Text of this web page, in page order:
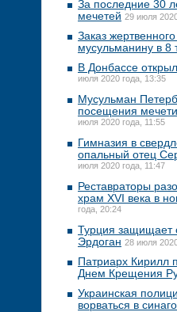
За последние 30
мечетей 29 июля
Заказ
мусульманину в 8
В Донбассе
июля 2020 года, 13:35
Мусульман
посещения
июля 2020 года, 11:55
Гимназия в
опальный отец
июля 2020 года, 11:47
Реставраторы
храм XVI века в
года, 20:24
Турция защищает
Эрдоган 28 июля
Патриарх Кирилл
Днем Крещения
Украинская
ворваться в